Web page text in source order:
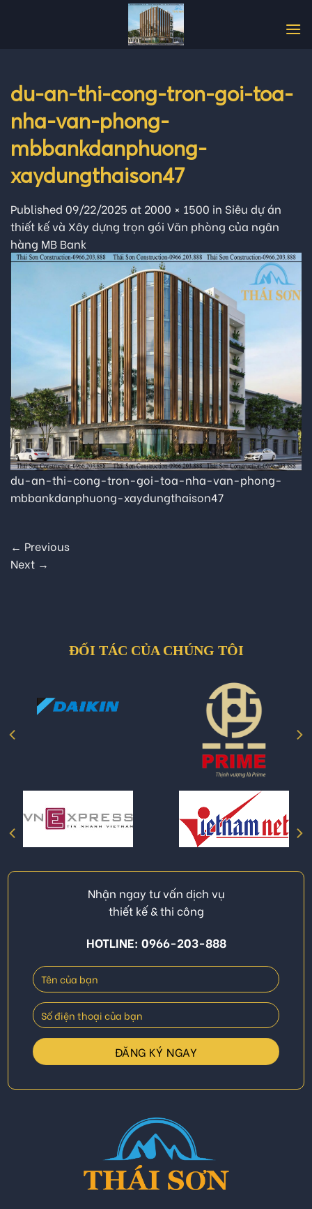
du-an-thi-cong-tron-goi-toa-
nha-van-phong-
mbbankdanphuong-
xaydungthaison47
Published 09/22/2025 at 2000 × 1500 in Siêu dự án
thiết kế và Xây dựng trọn gói Văn phòng của ngân
hàng MB Bank
du-an-thi-cong-tron-goi-toa-nha-van-phong-
mbbankdanphuong-xaydungthaison47
← Previous
Next →
ĐỐI TÁC CỦA CHÚNG TÔI
Nhận ngay tư vấn dịch vụ
thiết kế & thi công
HOTLINE: 0966-203-888